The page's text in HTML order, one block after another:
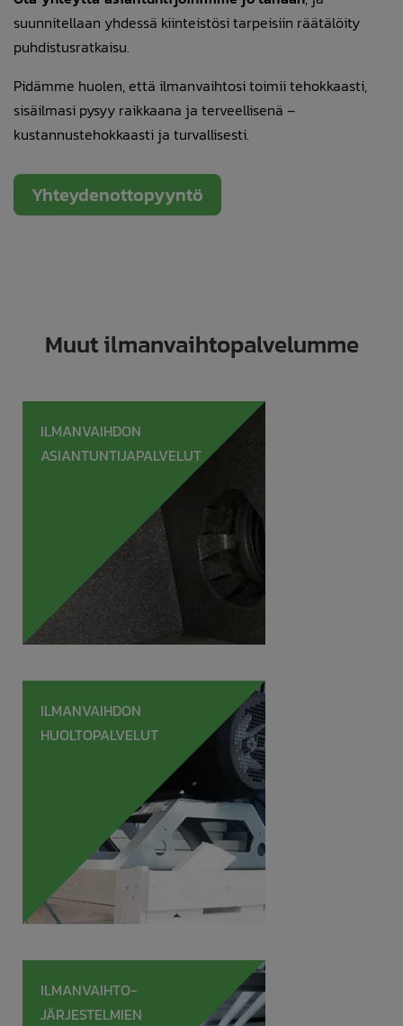
suunnitellaan yhdessä kiinteistösi tarpeisiin räätälöity
puhdistusratkaisu.
Pidämme huolen, että ilmanvaihtosi toimii tehokkaasti,
sisäilmasi pysyy raikkaana ja terveellisenä –
kustannustehokkaasti ja turvallisesti.
Yhteydenottopyyntö
Muut ilmanvaihtopalvelumme
ILMANVAIHDON
ASIANTUNTIJAPALVELUT
ILMANVAIHDON
HUOLTOPALVELUT
ILMANVAIHTO-
JÄRJESTELMIEN